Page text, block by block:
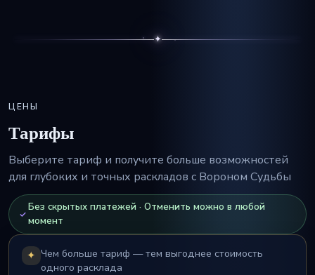
✦
ЦЕНЫ
Тарифы
Выберите тариф и получите больше возможностей
для глубоких и точных раскладов с Вороном Судьбы
Без скрытых платежей · Отменить можно в любой
момент
✦ Чем больше тариф — тем выгоднее стоимость
одного расклада